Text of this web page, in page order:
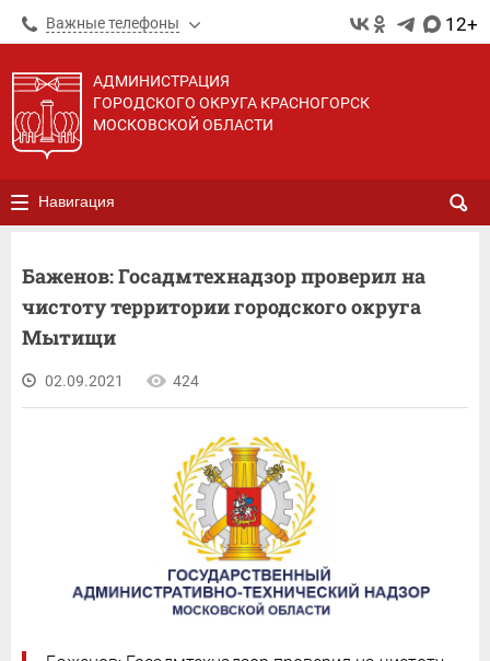
Важные телефоны 12+
АДМИНИСТРАЦИЯ
ГОРОДСКОГО ОКРУГА КРАСНОГОРСК
МОСКОВСКОЙ ОБЛАСТИ
Навигация
Баженов: Госадмтехнадзор проверил на
чистоту территории городского округа
Мытищи
02.09.2021 424